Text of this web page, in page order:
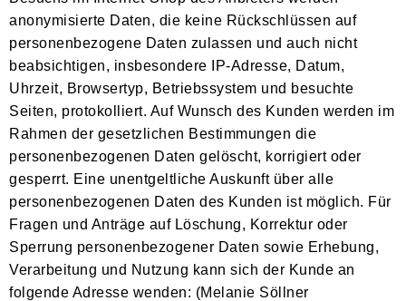
anonymisierte Daten, die keine Rückschlüssen auf
personenbezogene Daten zulassen und auch nicht
beabsichtigen, insbesondere IP-Adresse, Datum,
Uhrzeit, Browsertyp, Betriebssystem und besuchte
Seiten, protokolliert. Auf Wunsch des Kunden werden im
Rahmen der gesetzlichen Bestimmungen die
personenbezogenen Daten gelöscht, korrigiert oder
gesperrt. Eine unentgeltliche Auskunft über alle
personenbezogenen Daten des Kunden ist möglich. Für
Fragen und Anträge auf Löschung, Korrektur oder
Sperrung personenbezogener Daten sowie Erhebung,
Verarbeitung und Nutzung kann sich der Kunde an
folgende Adresse wenden: (Melanie Söllner